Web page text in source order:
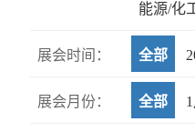
能源/化
展会时间： 全部
展会月份： 全部